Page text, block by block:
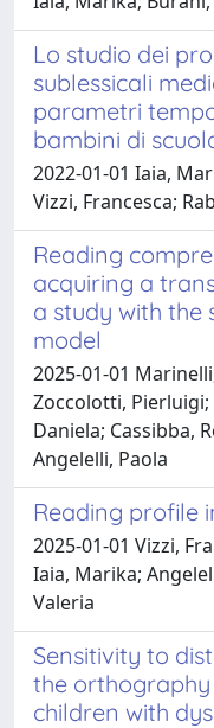
Lo studio dei
sublessicali
parametri
bambini di
2022-01-01 Iaia,
Vizzi, Francesca;
Reading
acquiring a
a study with the
model
2025-01-01
Zoccolotti, Pierluigi;
Daniela; Cassibba,
Angelelli, Paola
Reading profile
2025-01-01 Vizzi,
Iaia, Marika;
Valeria
Sensitivity to
the
children with